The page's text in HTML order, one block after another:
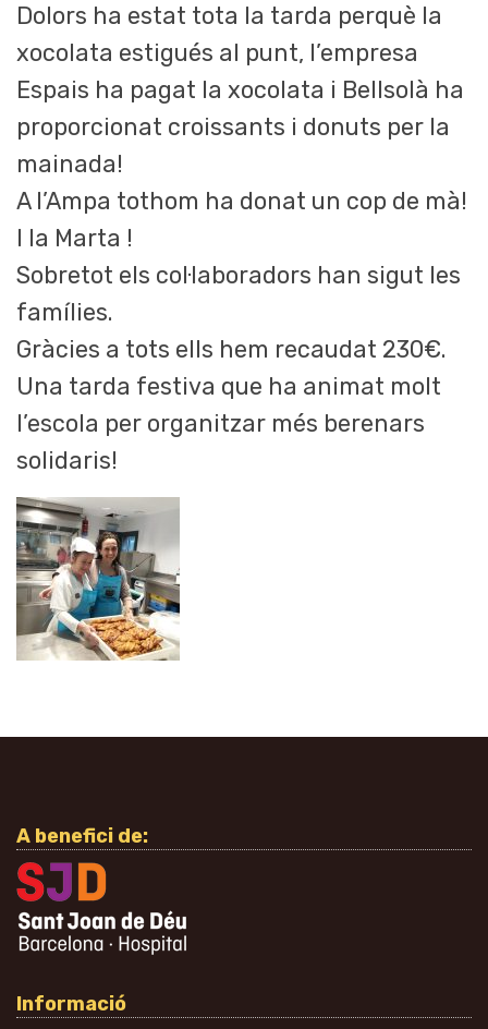
Dolors ha estat tota la tarda perquè la
xocolata estigués al punt, l’empresa
Espais ha pagat la xocolata i Bellsolà ha
proporcionat croissants i donuts per la
mainada!
A l’Ampa tothom ha donat un cop de mà!
I la Marta !
Sobretot els col·laboradors han sigut les
famílies.
Gràcies a tots ells hem recaudat 230€.
Una tarda festiva que ha animat molt
l’escola per organitzar més berenars
solidaris!
A benefici de:
Informació